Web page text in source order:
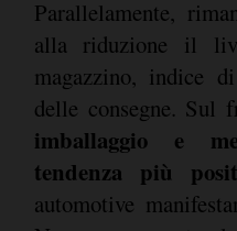
Parallelamente,
alla riduzione il
magazzino, indice
delle consegne. Sul
imballaggio e
tendenza più
automotive